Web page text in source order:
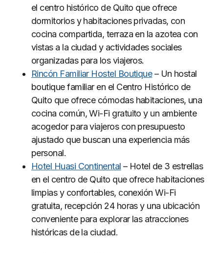
el centro histórico de Quito que ofrece
dormitorios y habitaciones privadas, con
cocina compartida, terraza en la azotea con
vistas a la ciudad y actividades sociales
organizadas para los viajeros.
Rincón Familiar Hostel Boutique– Un hostal
boutique familiar en el Centro Histórico de
Quito que ofrece cómodas habitaciones, una
cocina común, Wi-Fi gratuito y un ambiente
acogedor para viajeros con presupuesto
ajustado que buscan una experiencia más
personal.
Hotel Huasi Continental – Hotel de 3 estrellas
en el centro de Quito que ofrece habitaciones
limpias y confortables, conexión Wi-Fi
gratuita, recepción 24 horas y una ubicación
conveniente para explorar las atracciones
históricas de la ciudad.